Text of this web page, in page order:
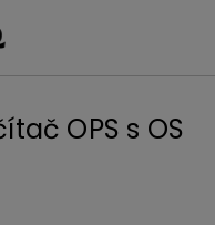
OPS s OS